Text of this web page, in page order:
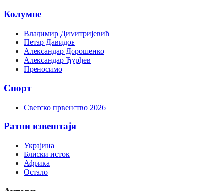
Колумне
Владимир Димитријевић
Петар Давидов
Александар Дорошенко
Александар Ђурђев
Преносимо
Спорт
Светско првенство 2026
Ратни извештаји
Украјина
Блиски исток
Африка
Остало